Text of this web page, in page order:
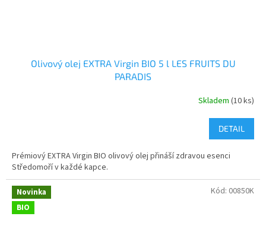
Olivový olej EXTRA Virgin BIO 5 l LES FRUITS DU
PARADIS
Skladem (10 ks)
DETAIL
Prémiový EXTRA Virgin BIO olivový olej přináší zdravou esenci
Středomoří v každé kapce.
Novinka
BIO
Kód: 00850K